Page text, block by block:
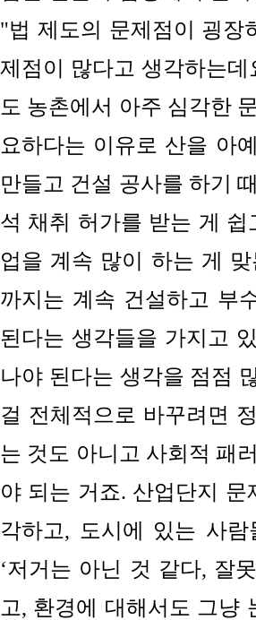
"법 제도의 문제점이 굉장
제점이 많다고 생각하는
도 농촌에서 아주 심각한
요하다는 이유로 산을 아
만들고 건설 공사를 하기
석 채취 허가를 받는 게 쉽
업을 계속 많이 하는 게
까지는 계속 건설하고 부
된다는 생각들을 가지고
나야 된다는 생각을 점점
걸 전체적으로 바꾸려면
는 것도 아니고 사회적 패
야 되는 거죠. 산업단지
각하고, 도시에 있는 사
‘저거는 아닌 것 같다, 잘
고, 환경에 대해서도 그냥